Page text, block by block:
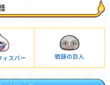
ィスパー 戦鎚の巨人